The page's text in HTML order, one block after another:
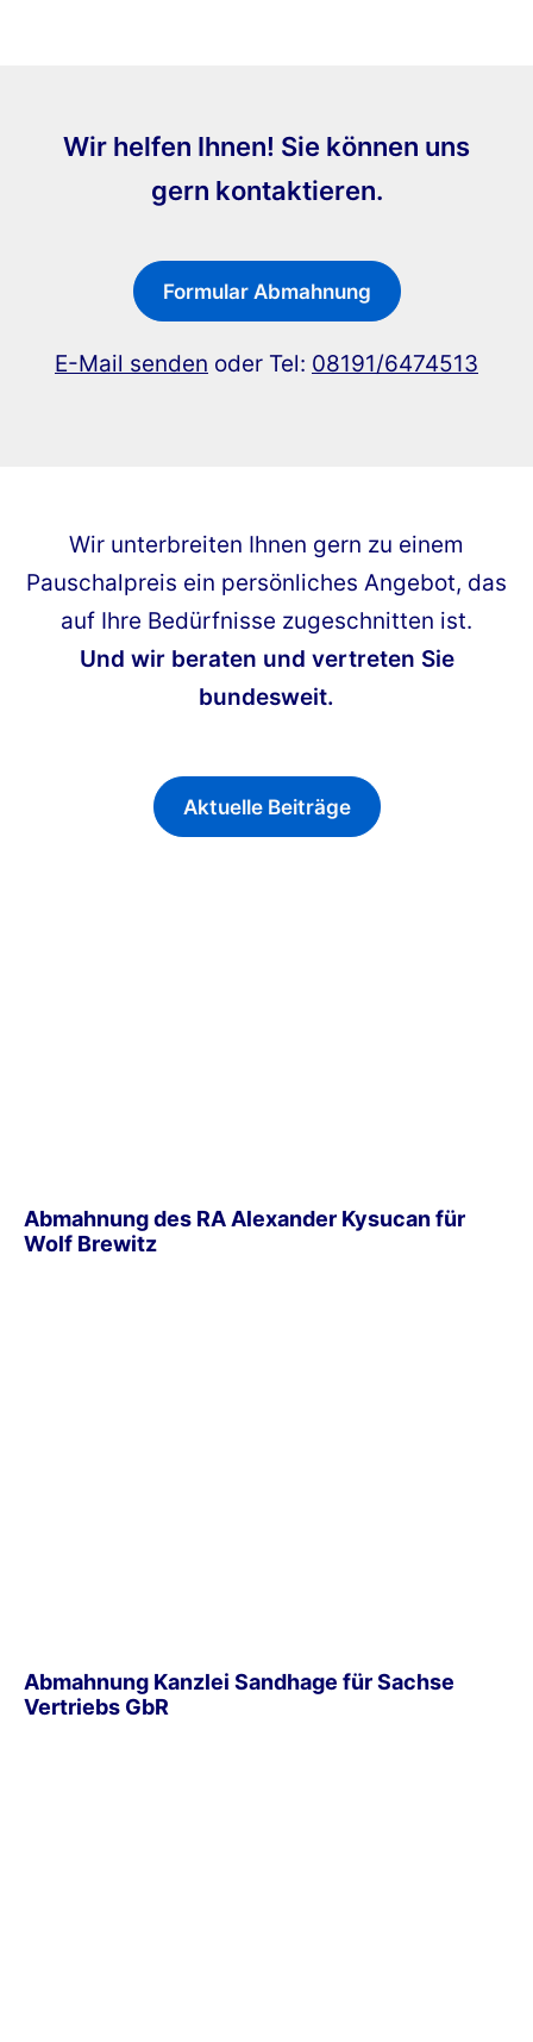
Wir helfen Ihnen! Sie können uns
gern kontaktieren.
Formular Abmahnung
E-Mail senden oder Tel: 08191/6474513
Wir unterbreiten Ihnen gern zu einem
Pauschalpreis ein persönliches Angebot, das
auf Ihre Bedürfnisse zugeschnitten ist.
Und wir beraten und vertreten Sie
bundesweit.
Aktuelle Beiträge
Abmahnung des RA Alexander Kysucan für
Wolf Brewitz
Abmahnung Kanzlei Sandhage für Sachse
Vertriebs GbR